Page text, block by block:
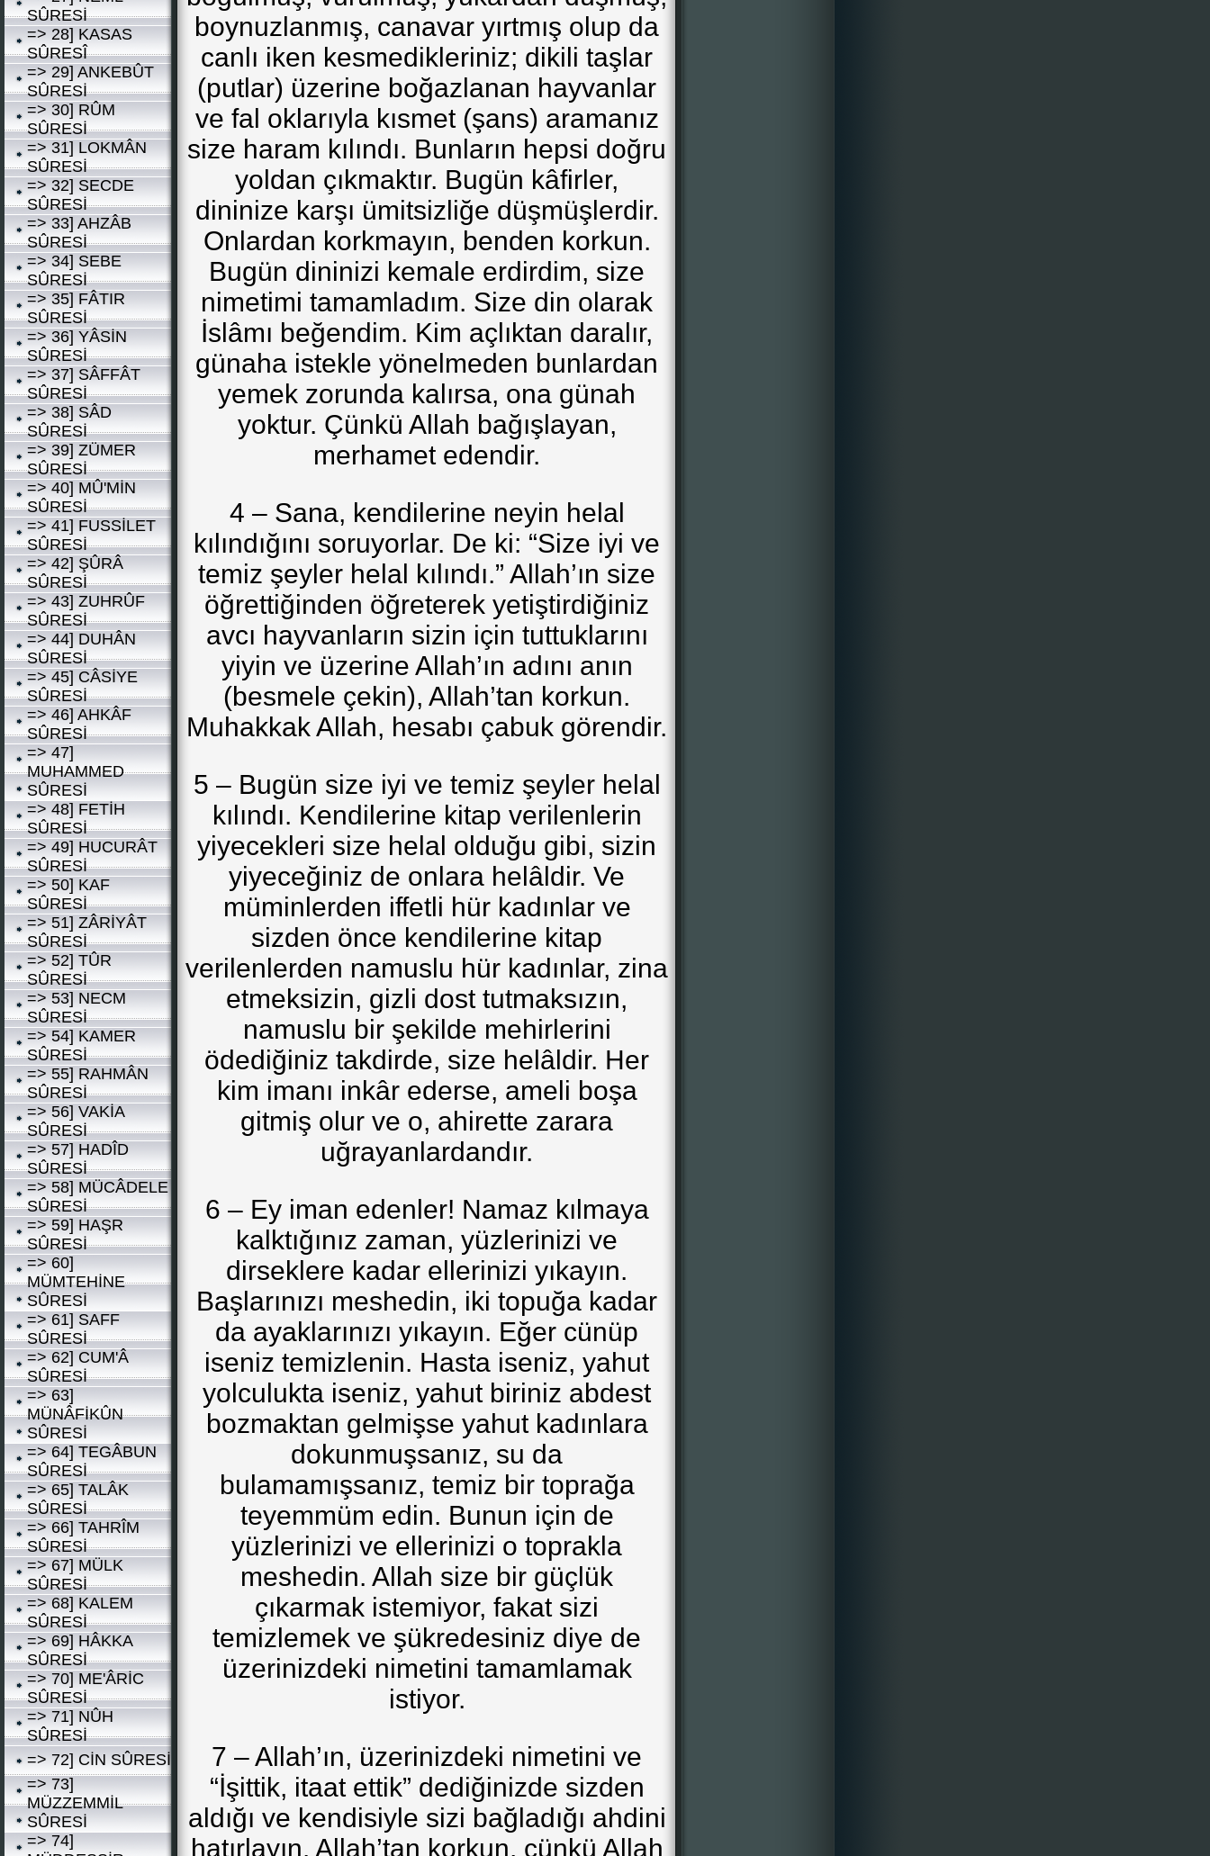
SÛRESİ
=> 28] KASAS
SÛRESÎ
=> 29] ANKEBÛT
SÛRESİ
=> 30] RÛM
SÛRESİ
=> 31] LOKMÂN
SÛRESİ
=> 32] SECDE
SÛRESİ
=> 33] AHZÂB
SÛRESİ
=> 34] SEBE
SÛRESİ
=> 35] FÂTIR
SÛRESİ
=> 36] YÂSİN
SÛRESİ
=> 37] SÂFFÂT
SÛRESİ
=> 38] SÂD
SÛRESİ
=> 39] ZÜMER
SÛRESİ
=> 40] MÛ'MİN
SÛRESİ
=> 41] FUSSİLET
SÛRESİ
=> 42] ŞÛRÂ
SÛRESİ
=> 43] ZUHRÛF
SÛRESİ
=> 44] DUHÂN
SÛRESİ
=> 45] CÂSİYE
SÛRESİ
=> 46] AHKÂF
SÛRESİ
=> 47]
MUHAMMED
SÛRESİ
=> 48] FETİH
SÛRESİ
=> 49] HUCURÂT
SÛRESİ
=> 50] KAF
SÛRESİ
=> 51] ZÂRİYÂT
SÛRESİ
=> 52] TÛR
SÛRESİ
=> 53] NECM
SÛRESİ
=> 54] KAMER
SÛRESİ
=> 55] RAHMÂN
SÛRESİ
=> 56] VAKİA
SÛRESİ
=> 57] HADÎD
SÛRESİ
=> 58] MÜCÂDELE
SÛRESİ
=> 59] HAŞR
SÛRESİ
=> 60]
MÜMTEHİNE
SÛRESİ
=> 61] SAFF
SÛRESİ
=> 62] CUM'Â
SÛRESİ
=> 63]
MÜNÂFİKÛN
SÛRESİ
=> 64] TEGÂBUN
SÛRESİ
=> 65] TALÂK
SÛRESİ
=> 66] TAHRÎM
SÛRESİ
=> 67] MÜLK
SÛRESİ
=> 68] KALEM
SÛRESİ
=> 69] HÂKKA
SÛRESİ
=> 70] ME'ÂRİC
SÛRESİ
=> 71] NÛH
SÛRESİ
=> 72] CİN SÛRESİ
=> 73]
MÜZZEMMİL
SÛRESİ
=> 74]
boynuzlanmış, canavar yırtmış olup da
canlı iken kesmedikleriniz; dikili taşlar
(putlar) üzerine boğazlanan hayvanlar
ve fal oklarıyla kısmet (şans) aramanız
size haram kılındı. Bunların hepsi doğru
yoldan çıkmaktır. Bugün kâfirler,
dininize karşı ümitsizliğe düşmüşlerdir.
Onlardan korkmayın, benden korkun.
Bugün dininizi kemale erdirdim, size
nimetimi tamamladım. Size din olarak
İslâmı beğendim. Kim açlıktan daralır,
günaha istekle yönelmeden bunlardan
yemek zorunda kalırsa, ona günah
yoktur. Çünkü Allah bağışlayan,
merhamet edendir.
4 – Sana, kendilerine neyin helal
kılındığını soruyorlar. De ki: “Size iyi ve
temiz şeyler helal kılındı.” Allah’ın size
öğrettiğinden öğreterek yetiştirdiğiniz
avcı hayvanların sizin için tuttuklarını
yiyin ve üzerine Allah’ın adını anın
(besmele çekin), Allah’tan korkun.
Muhakkak Allah, hesabı çabuk görendir.
5 – Bugün size iyi ve temiz şeyler helal
kılındı. Kendilerine kitap verilenlerin
yiyecekleri size helal olduğu gibi, sizin
yiyeceğiniz de onlara helâldir. Ve
müminlerden iffetli hür kadınlar ve
sizden önce kendilerine kitap
verilenlerden namuslu hür kadınlar, zina
etmeksizin, gizli dost tutmaksızın,
namuslu bir şekilde mehirlerini
ödediğiniz takdirde, size helâldir. Her
kim imanı inkâr ederse, ameli boşa
gitmiş olur ve o, ahirette zarara
uğrayanlardandır.
6 – Ey iman edenler! Namaz kılmaya
kalktığınız zaman, yüzlerinizi ve
dirseklere kadar ellerinizi yıkayın.
Başlarınızı meshedin, iki topuğa kadar
da ayaklarınızı yıkayın. Eğer cünüp
iseniz temizlenin. Hasta iseniz, yahut
yolculukta iseniz, yahut biriniz abdest
bozmaktan gelmişse yahut kadınlara
dokunmuşsanız, su da
bulamamışsanız, temiz bir toprağa
teyemmüm edin. Bunun için de
yüzlerinizi ve ellerinizi o toprakla
meshedin. Allah size bir güçlük
çıkarmak istemiyor, fakat sizi
temizlemek ve şükredesiniz diye de
üzerinizdeki nimetini tamamlamak
istiyor.
7 – Allah’ın, üzerinizdeki nimetini ve
“İşittik, itaat ettik” dediğinizde sizden
aldığı ve kendisiyle sizi bağladığı ahdini
hatırlayın. Allah’tan korkun, çünkü Allah